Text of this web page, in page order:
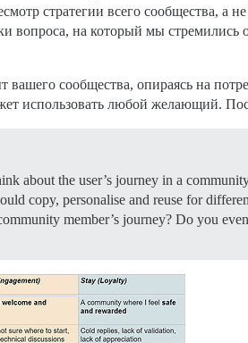
стратегии всего сообщества, а
на который мы стремились
сообщества, опираясь на
использовать любой желающий.
about the user’s journey in a
copy, personalise and reuse for
member’s journey? Do you